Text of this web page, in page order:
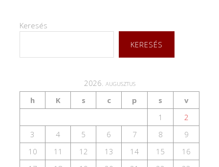
Keresés
KERESÉS
2026. augusztus
h
K s c p s
v
1
2
3
4 5 6 7 8
9
10
11 12 13 14 15
16